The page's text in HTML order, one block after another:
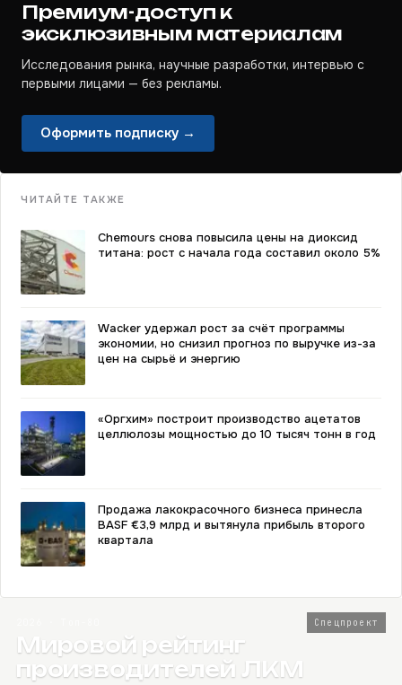
Премиум-доступ к
эксклюзивным материалам
Исследования рынка, научные разработки, интервью с
первыми лицами — без рекламы.
Оформить подписку →
ЧИТАЙТЕ ТАКЖЕ
Chemours снова повысила цены на диоксид
титана: рост с начала года составил около 5%
Wacker удержал рост за счёт программы
экономии, но снизил прогноз по выручке из-за
цен на сырьё и энергию
«Оргхим» построит производство ацетатов
целлюлозы мощностью до 10 тысяч тонн в год
Продажа лакокрасочного бизнеса принесла
BASF €3,9 млрд и вытянула прибыль второго
квартала
Спецпроект
Мировой рейтинг
производителей ЛКМ